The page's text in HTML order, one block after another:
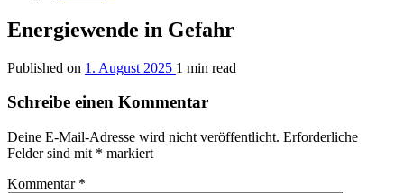
Energiewende in Gefahr
Published on 1. August 2025 1 min read
Schreibe einen Kommentar
Deine E-Mail-Adresse wird nicht veröffentlicht. Erforderliche
Felder sind mit * markiert
Kommentar *